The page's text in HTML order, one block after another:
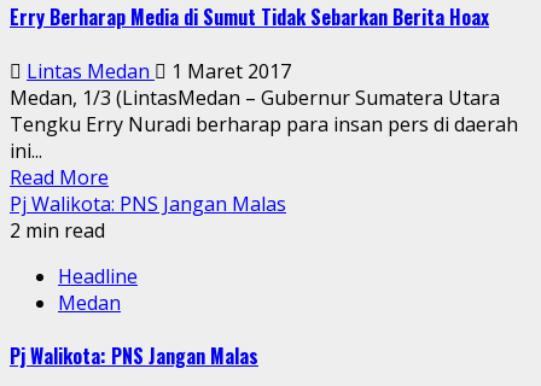
Erry Berharap Media di Sumut Tidak Sebarkan Berita Hoax
Lintas Medan
1 Maret 2017
Medan, 1/3 (LintasMedan – Gubernur Sumatera Utara
Tengku Erry Nuradi berharap para insan pers di daerah
ini...
Read More
Pj Walikota: PNS Jangan Malas
2 min read
Headline
Medan
Pj Walikota: PNS Jangan Malas